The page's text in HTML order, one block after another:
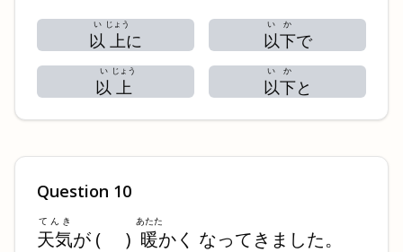
以
い
上
じょう
に 以
い
下
か
で
以
い
上
じょう
以
い
下
か
と
Question 10
天気
てんき
が ( ) 暖
あたた
かく なってきました。